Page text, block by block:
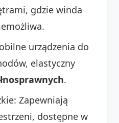
gdzie winda
urządzenia do
elastyczny
.
Zapewniają
dostępne w